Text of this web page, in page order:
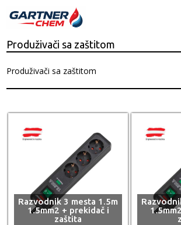
Produživači sa zaštitom
Produživači sa zaštitom
Razvodnik 3 mesta 1.5m
1.5mm2 + prekidač i
zaštita